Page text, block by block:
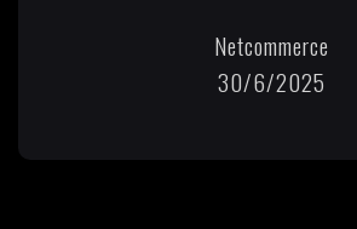
Netcommerce
30/6/2025